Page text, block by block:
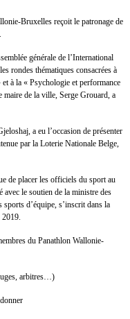
Bruxelles reçoit le patronage de
générale de l’International
rondes thématiques consacrées à
à la « Psychologie et performance
maire de la ville, Serge Grouard, a
a eu l’occasion de présenter
par la Loterie Nationale Belge,
de placer les officiels du sport au
le soutien de la ministre des
d’équipe, s’inscrit dans la
du Panathlon Wallonie-
arbitres…)